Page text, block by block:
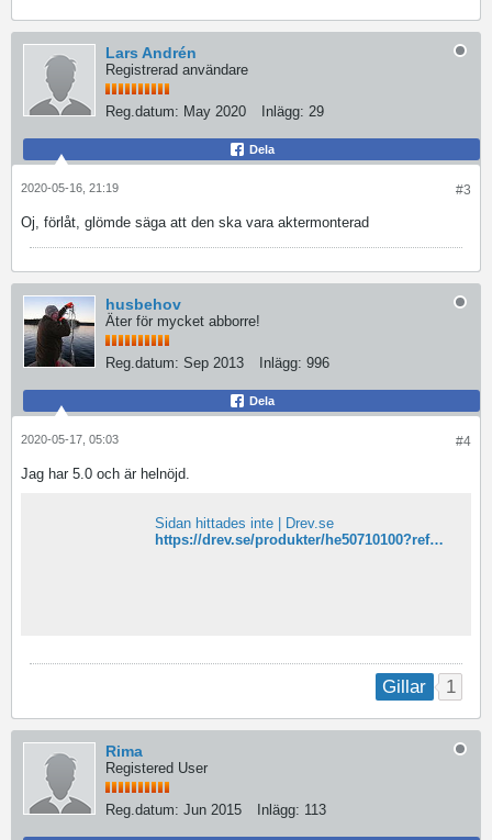
Lars Andrén
Registrerad användare
Reg.datum: May 2020 Inlägg: 29
Dela
#3
2020-05-16, 21:19
Oj, förlåt, glömde säga att den ska vara aktermonterad
husbehov
Äter för mycket abborre!
Reg.datum: Sep 2013 Inlägg: 996
Dela
#4
2020-05-17, 05:03
Jag har 5.0 och är helnöjd.
Sidan hittades inte | Drev.se
https://drev.se/produkter/he50710100?ref=5500
Gillar 1
Rima
Registered User
Reg.datum: Jun 2015 Inlägg: 113